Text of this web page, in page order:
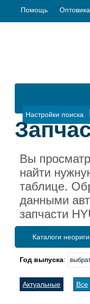
Помощь
Настройки поиска
Вы
найти
таблице.
данными
запчасти
Каталоги
Год выпуска:
Актуальные Все